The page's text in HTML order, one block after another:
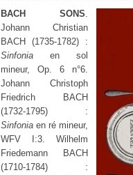
BACH SONS.
Johann Christian
BACH (1735-1782) :
Sinfonia en sol
mineur, Op. 6 n°6.
Johann Christoph
Friedrich BACH
(1732-1795) :
Sinfonia en ré mineur,
WFV I:3. Wilhelm
Friedemann BACH
(1710-1784) :